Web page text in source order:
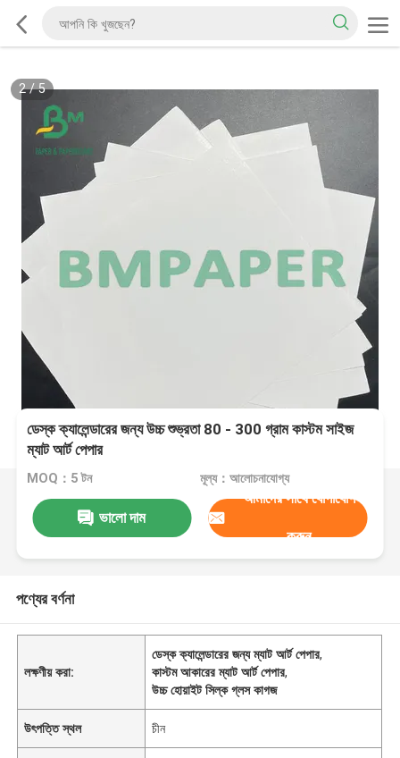
2/5
ডেস্ক ক্যালেন্ডারের জন্য উচ্চ শুভ্রতা 80 - 300 গ্রাম কাস্টম সাইজ
ম্যাট আর্ট পেপার
MOQ：5 টন মূল্য：আলোচনাযোগ্য
ভালো দাম
আমাদের সাথে যোগাযোগ
করুন
পণ্যের বর্ণনা
লক্ষণীয় করা:
ডেস্ক ক্যালেন্ডারের জন্য ম্যাট আর্ট পেপার,
কাস্টম আকারের ম্যাট আর্ট পেপার,
উচ্চ হোয়াইট সিল্ক গ্লস কাগজ
উৎপত্তি স্থল চীন